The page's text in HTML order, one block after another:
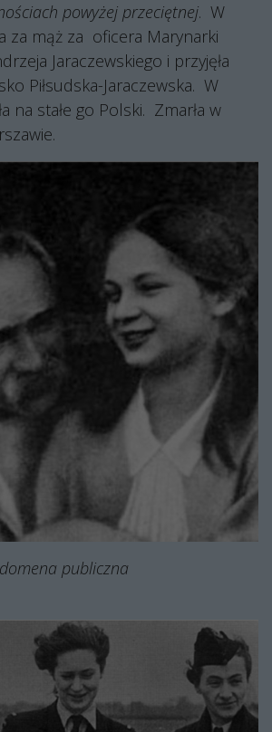
powyżej przeciętnej. W
za mąż za oficera Marynarki
Jaraczewskiego i przyjęła
Piłsudska-Jaraczewska. W
na stałe go Polski. Zmarła w
publiczna